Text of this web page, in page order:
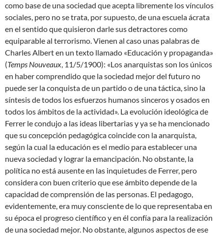
como base de una sociedad que acepta libremente los vínculos
sociales, pero no se trata, por supuesto, de una escuela ácrata
en el sentido que quisieron darle sus detractores como
equiparable al terrorismo. Vienen al caso unas palabras de
Charles Albert en un texto llamado «Educación y propaganda»
(Temps Nouveaux, 11/5/1900): «Los anarquistas son los únicos
en haber comprendido que la sociedad mejor del futuro no
puede ser la conquista de un partido o de una táctica, sino la
síntesis de todos los esfuerzos humanos sinceros y osados en
todos los ámbitos de la actividad». La evolución ideológica de
Ferrer le condujo a las ideas libertarias y ya se ha mencionado
que su concepción pedagógica coincide con la anarquista,
según la cual la educación es el medio para establecer una
nueva sociedad y lograr la emancipación. No obstante, la
política no está ausente en las inquietudes de Ferrer, pero
considera con buen criterio que ese ámbito depende de la
capacidad de comprensión de las personas. El pedagogo,
evidentemente, era muy consciente de lo que representaba en
su época el progreso científico y en él confía para la realización
de una sociedad mejor. No obstante, algunos aspectos de ese